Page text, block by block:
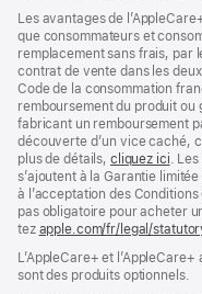
Les avan­tages de
que consommateurs et
rempla­cement sans frais, par
contrat de vente dans les
Code de la consom­mation
rembour­sement du produit ou
fabricant un rembour­sement
découverte d’un vice caché,
plus de détails, cliquez ici
dans
une
.
s’ajoutent à la Garantie
à l’acceptation des
pas obligatoire pour acheter
tez apple.com/fr/legal/
L’AppleCare+ et
sont des pro­duits optionnels.